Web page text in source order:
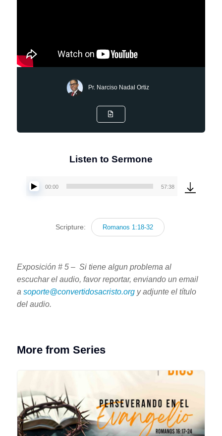
Pr. Narciso Nadal Ortiz
Listen to Sermone
Reproductor
audio
00:00 57:38
Scripture: Romanos 1:18-32
Exposición # 5 – Si tiene algun problema al
escuchar el audio, favor reportar, enviando un email
a soporte@convertidosacristo.orgy adjunte el título
del audio.
More from Series